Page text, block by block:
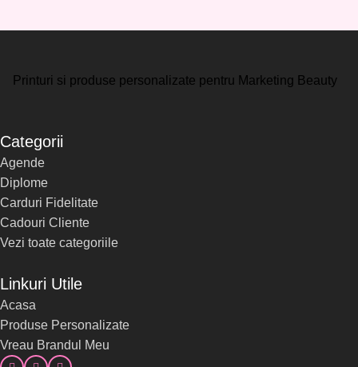
Printuri si produse personalizate pentru Marketing Beauty
Categorii
Agende
Diplome
Carduri Fidelitate
Cadouri Cliente
Vezi toate categoriile
Linkuri Utile
Acasa
Produse Personalizate
Vreau Brandul Meu